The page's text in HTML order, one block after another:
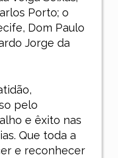
Porto; o
Dom Paulo
Jorge da
pelo
e êxito nas
Que toda a
e reconhecer